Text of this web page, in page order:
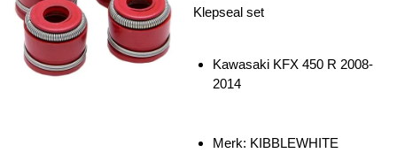
Klepseal set
Kawasaki KFX 450 R 2008-
2014
Merk: KIBBLEWHITE